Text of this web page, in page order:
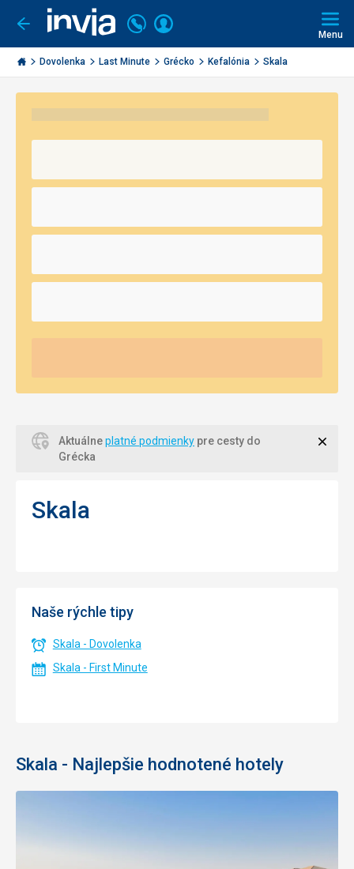
Ísť
späť
Invia.sk
Volajte
+421
2
3221
Prihlásiť
Menu
Dovolenka Last Minute Grécko Kefalónia Skala
Aktuálneplatné podmienky pre cesty do
Grécka
Skala
Naše rýchle tipy
Skala - Dovolenka
Skala - First Minute
Skala - Najlepšie hodnotené hotely